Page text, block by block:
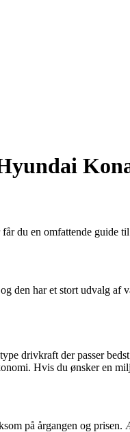
du en omfattende guide
den har et stort udvalg
drivkraft der passer
Hvis du ønsker en
på årgangen og